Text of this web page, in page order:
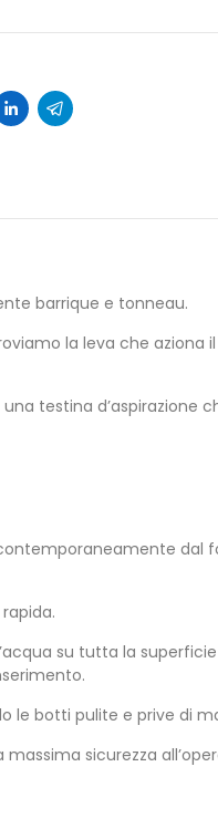
barrique e tonneau.
la leva che aziona
testina d’aspirazione
dal
su tutta la
le botti pulite e prive di
sicurezza